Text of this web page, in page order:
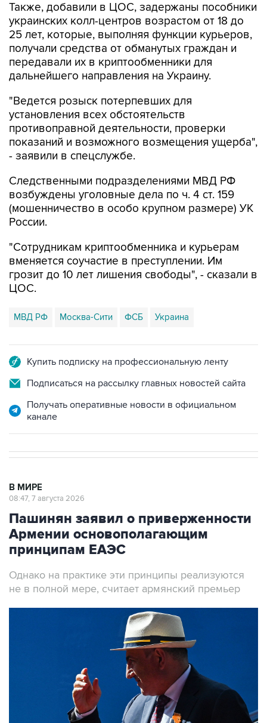
Также, добавили в ЦОС, задержаны пособники
украинских колл-центров возрастом от 18 до
25 лет, которые, выполняя функции курьеров,
получали средства от обманутых граждан и
передавали их в криптообменники для
дальнейшего направления на Украину.
"Ведется розыск потерпевших для
установления всех обстоятельств
противоправной деятельности, проверки
показаний и возможного возмещения ущерба",
- заявили в спецслужбе.
Следственными подразделениями МВД РФ
возбуждены уголовные дела по ч. 4 ст. 159
(мошенничество в особо крупном размере) УК
России.
"Сотрудникам криптообменника и курьерам
вменяется соучастие в преступлении. Им
грозит до 10 лет лишения свободы", - сказали в
ЦОС.
МВД РФ Москва-Сити ФСБ Украина
Купить подписку на профессиональную ленту
Подписаться на рассылку главных новостей сайта
Получать оперативные новости в официальном
канале
В МИРЕ
08:47, 7 августа 2026
Пашинян заявил о приверженности
Армении основополагающим
принципам ЕАЭС
Однако на практике эти принципы реализуются
не в полной мере, считает армянский премьер